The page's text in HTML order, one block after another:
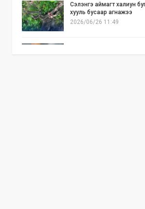
Сэлэнгэ аймагт халиун
хууль бусаар агнажээ
2026/06/26 11:49